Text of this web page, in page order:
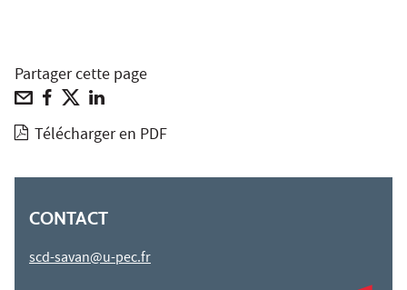
Partager cette page
Télécharger en PDF
CONTACT
scd-savan@u-pec.fr